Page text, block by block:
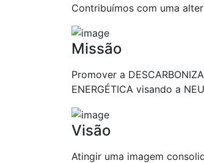
Contribuímos com uma
Missão
Promover a
ENERGÉTICA visando a
Visão
Atingir uma imagem